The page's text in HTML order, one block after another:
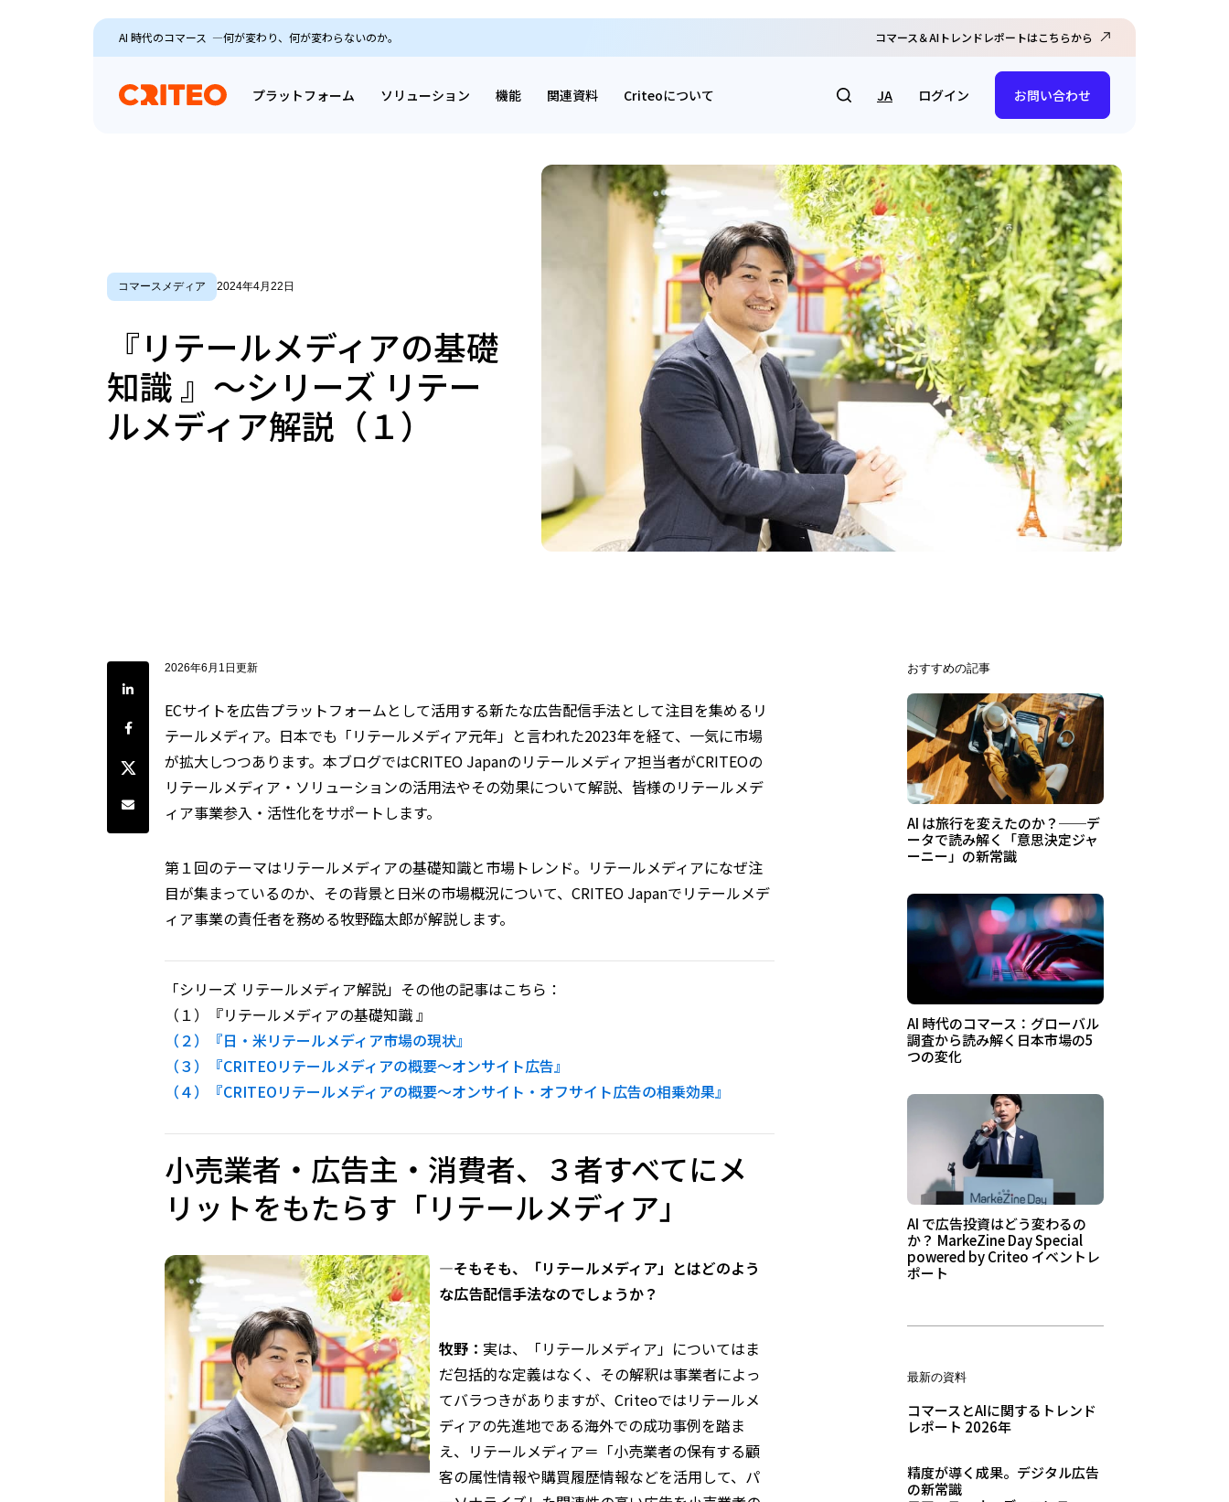
AI 時代のコマース ―何が変わり、何が変わらないのか。 コマース＆AIトレンドレポートはこちらから
プラットフォーム ソリューション 機能 関連資料 Criteoについて JA ログイン お問い合わせ
コマースメディア 2024年4月22日
『リテールメディアの基礎
知識 』～シリーズ リテー
ルメディア解説（１）
LinkedInで共有
Facebookでシェア
Twitterでシェア
Share by e-mail
2026年6月1日更新
ECサイトを広告プラットフォームとして活用する新たな広告配信手法として注目を集めるリ
テールメディア。日本でも「リテールメディア元年」と言われた2023年を経て、一気に市場
が拡大しつつあります。本ブログではCRITEO Japanのリテールメディア担当者がCRITEOの
リテールメディア・ソリューションの活用法やその効果について解説、皆様のリテールメデ
ィア事業参入・活性化をサポートします。
第１回のテーマはリテールメディアの基礎知識と市場トレンド。リテールメディアになぜ注
目が集まっているのか、その背景と日米の市場概況について、CRITEO Japanでリテールメデ
ィア事業の責任者を務める牧野臨太郎が解説します。
「シリーズ リテールメディア解説」その他の記事はこちら：
（１）『リテールメディアの基礎知識 』
（２）『日・米リテールメディア市場の現状』
（３）『CRITEOリテールメディアの概要～オンサイト広告』
（４）『CRITEOリテールメディアの概要～オンサイト・オフサイト広告の相乗効果』
小売業者・広告主・消費者、３者すべてにメ
リットをもたらす「リテールメディア」
―そもそも、「リテールメディア」とはどのよう
な広告配信手法なのでしょうか？
牧野： 実は、「リテールメディア」についてはま
だ包括的な定義はなく、その解釈は事業者によっ
てバラつきがありますが、Criteoではリテールメ
ディアの先進地である海外での成功事例を踏ま
え、リテールメディア＝「小売業者の保有する顧
客の属性情報や購買履歴情報などを活用して、パ
おすすめの記事
AI は旅行を変えたのか？──デ
ータで読み解く「意思決定ジャ
ーニー」の新常識
AI 時代のコマース：グローバル
調査から読み解く日本市場の5
つの変化
AI で広告投資はどう変わるの
か？ MarkeZine Day Special
powered by Criteo イベントレ
ポート
最新の資料
コマースとAIに関するトレンド
レポート 2026年
精度が導く成果。デジタル広告
の新常識